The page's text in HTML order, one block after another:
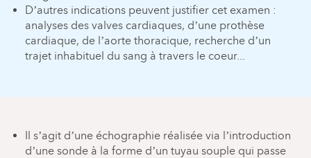
D’autres indications peuvent justifier cet examen :
analyses des valves cardiaques, d’une prothèse
cardiaque, de l’aorte thoracique, recherche d’un
trajet inhabituel du sang à travers le coeur...
Il s’agit d’une échographie réalisée via l’introduction
d’une sonde à la forme d’un tuyau souple qui passe